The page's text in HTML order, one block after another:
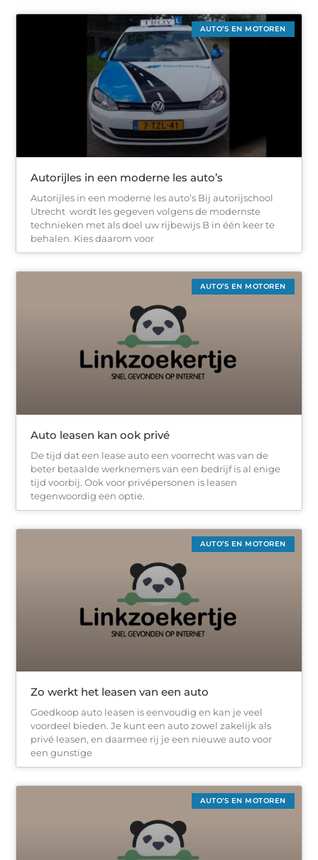
AUTO’S EN MOTOREN
Autorijles in een moderne les auto’s
Autorijles in een moderne les auto’s Bij autorijschool
Utrecht wordt les gegeven volgens de modernste
technieken met als doel uw rijbewijs B in één keer te
behalen. Kies daarom voor
AUTO’S EN MOTOREN
Auto leasen kan ook privé
De tijd dat een lease auto een voorrecht was van de
beter betaalde werknemers van een bedrijf is al enige
tijd voorbij. Ook voor privépersonen is leasen
tegenwoordig een optie.
AUTO’S EN MOTOREN
Zo werkt het leasen van een auto
Goedkoop auto leasen is eenvoudig en kan je veel
voordeel bieden. Je kunt een auto zowel zakelijk als
privé leasen, en daarmee rij je een nieuwe auto voor
een gunstige
AUTO’S EN MOTOREN